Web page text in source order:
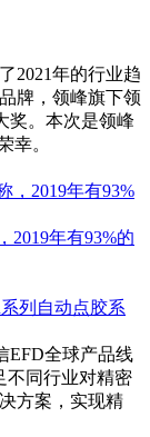
2021年的行业趋
牌，领峰旗下领
奖。本次是领峰
幸。
2019年有93%的
列自动点胶系
EFD全球产品线
不同行业对精密
方案，实现精